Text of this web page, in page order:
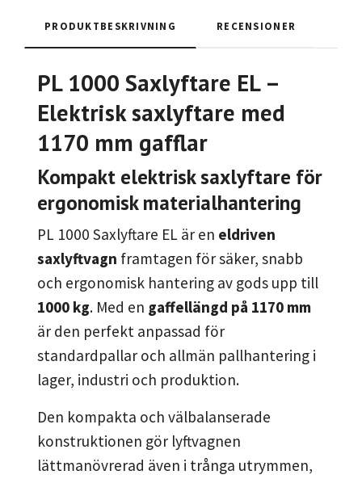
PRODUKTBESKRIVNING RECENSIONER
PL 1000 Saxlyftare EL –
Elektrisk saxlyftare med
1170 mm gafflar
Kompakt elektrisk saxlyftare för
ergonomisk materialhantering
PL 1000 Saxlyftare EL är en eldriven
saxlyftvagn framtagen för säker, snabb
och ergonomisk hantering av gods upp till
1000 kg. Med en gaffellängd på 1170 mm
är den perfekt anpassad för
standardpallar och allmän pallhantering i
lager, industri och produktion.
Den kompakta och välbalanserade
konstruktionen gör lyftvagnen
lättmanövrerad även i trånga utrymmen,